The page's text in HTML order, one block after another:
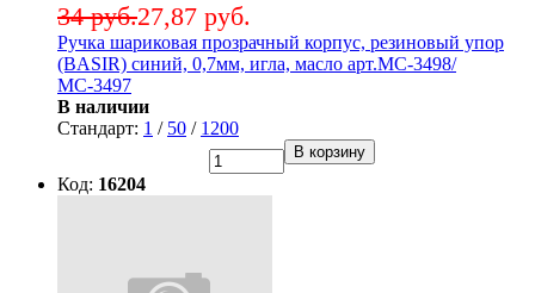
27,87 руб.
34 руб.
Ручка шариковая прозрачный корпус, резиновый упор
(BASIR) синий, 0,7мм, игла, масло арт.МС-3498/
МС-3497
В наличии
Стандарт: 1 / 50 / 1200
В корзину
Код: 16204